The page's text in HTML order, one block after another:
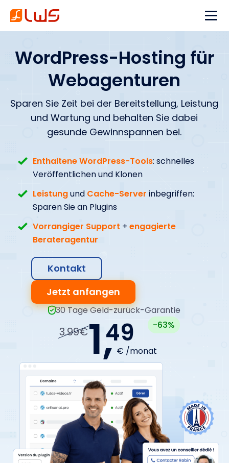
WordPress-Hosting für
Webagenturen
Sparen Sie Zeit bei der Bereitstellung, Leistung
und Wartung und behalten Sie dabei
gesunde Gewinnspannen bei.
Enthaltene WordPress-Tools: schnelles
Veröffentlichen und Klonen
Leistungund Cache-Server inbegriffen:
Sparen Sie an Plugins
Vorrangiger Support + engagierte
Berateragentur
3.99€1,49
€ /monat
-63%
Jetzt anfangen
Kontakt
30 Tage Geld-zurück-Garantie